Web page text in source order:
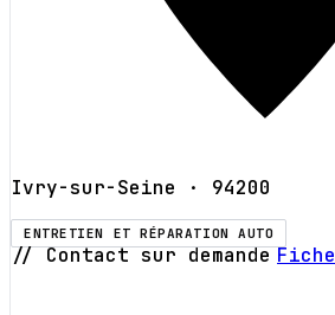
Ivry-sur-Seine · 94200
ENTRETIEN ET RÉPARATION AUTO
// Contact sur demande Fiche